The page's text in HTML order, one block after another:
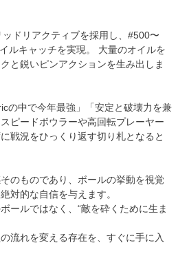
ドリアクティブを採用し、#500〜
ルキャッチを実現。 大量のオイルを
と鋭いピンアクションを生み出しま
の中で今年最強」「安定と破壊力を兼
ピードボウラーや高回転プレーヤー
戦況をひっくり返す切り札となると
のものであり、ボールの挙動を視覚
対的な自信を与えます。
ールではなく、“敵を砕くために生ま
流れを変える存在を、すぐに手に入